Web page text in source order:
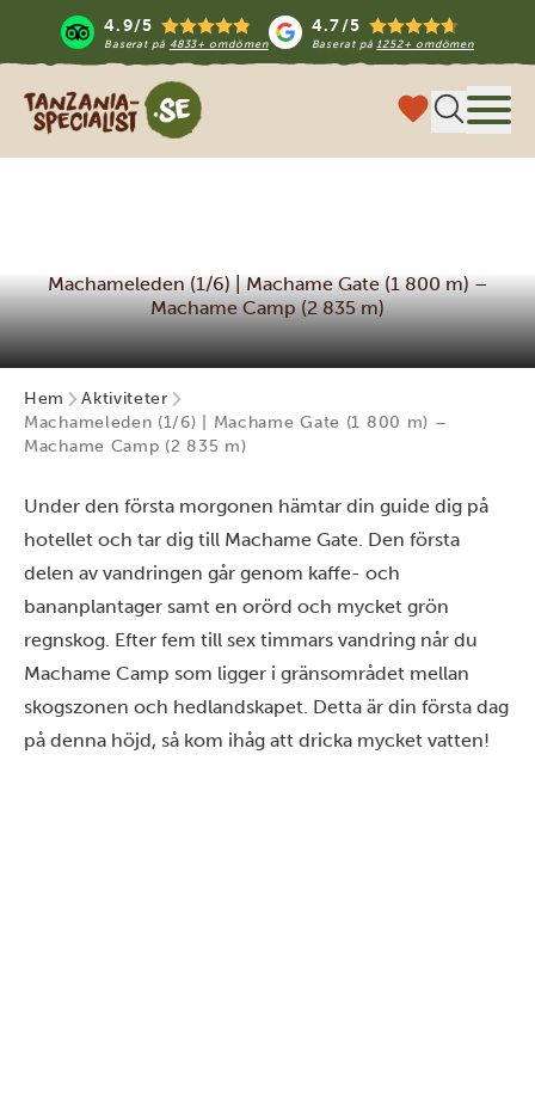
4.9/5
Baserat på 4833+ omdömen
4.7/5
Baserat på1252+ omdömen
Tanzania Specialist
Machameleden (1/6) | Machame Gate (1 800 m) –
Machame Camp (2 835 m)
Hem
Aktiviteter
Machameleden (1/6) | Machame Gate (1 800 m) –
Machame Camp (2 835 m)
Under den första morgonen hämtar din guide dig på
hotellet och tar dig till Machame Gate. Den första
delen av vandringen går genom kaffe- och
bananplantager samt en orörd och mycket grön
regnskog. Efter fem till sex timmars vandring når du
Machame Camp som ligger i gränsområdet mellan
skogszonen och hedlandskapet. Detta är din första dag
på denna höjd, så kom ihåg att dricka mycket vatten!